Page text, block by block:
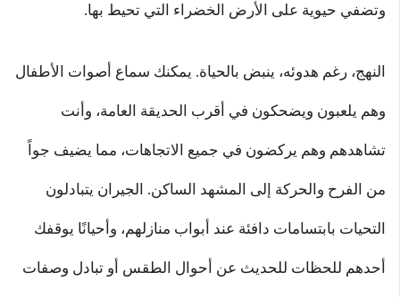
وتضفي حيوية على الأرض الخضراء التي تحيط بها.
النهج، رغم هدوئه، ينبض بالحياة. يمكنك سماع أصوات الأطفال
وهم يلعبون ويضحكون في أقرب الحديقة العامة، وأنت
تشاهدهم وهم يركضون في جميع الاتجاهات، مما يضيف جواً
من الفرح والحركة إلى المشهد الساكن. الجيران يتبادلون
التحيات بابتسامات دافئة عند أبواب منازلهم، وأحيانًا يوقفك
أحدهم للحظات للحديث عن أحوال الطقس أو تبادل وصفات